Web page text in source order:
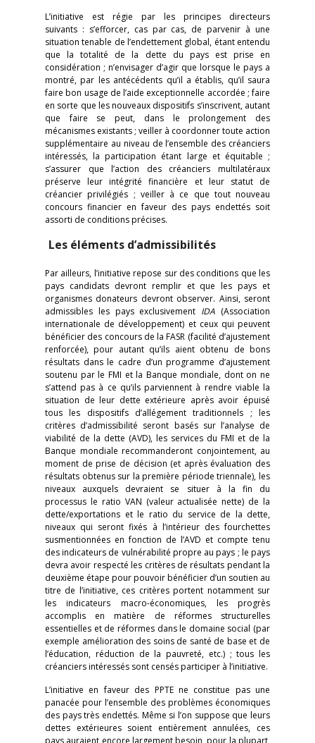
L’initiative est régie par les principes directeurs
suivants : s’efforcer, cas par cas, de parvenir à une
situation tenable de l’endettement global, étant entendu
que la totalité de la dette du pays est prise en
considération ; n’envisager d’agir que lorsque le pays a
montré, par les antécédents qu’il a établis, qu’il saura
faire bon usage de l’aide exceptionnelle accordée ; faire
en sorte que les nouveaux dispositifs s’inscrivent, autant
que faire se peut, dans le prolongement des
mécanismes existants ; veiller à coordonner toute action
supplémentaire au niveau de l’ensemble des créanciers
intéressés, la participation étant large et équitable ;
s’assurer que l’action des créanciers multilatéraux
préserve leur intégrité financière et leur statut de
créancier privilégiés ; veiller à ce que tout nouveau
concours financier en faveur des pays endettés soit
assorti de conditions précises.
Les éléments d’admissibilités
Par ailleurs, l’initiative repose sur des conditions que les
pays candidats devront remplir et que les pays et
organismes donateurs devront observer. Ainsi, seront
admissibles les pays exclusivement IDA (Association
internationale de développement) et ceux qui peuvent
bénéficier des concours de la FASR (facilité d’ajustement
renforcée), pour autant qu’ils aient obtenu de bons
résultats dans le cadre d’un programme d’ajustement
soutenu par le FMI et la Banque mondiale, dont on ne
s’attend pas à ce qu’ils parviennent à rendre viable la
situation de leur dette extérieure après avoir épuisé
tous les dispositifs d’allégement traditionnels ; les
critères d’admissibilité seront basés sur l’analyse de
viabilité de la dette (AVD), les services du FMI et de la
Banque mondiale recommanderont conjointement, au
moment de prise de décision (et après évaluation des
résultats obtenus sur la première période triennale), les
niveaux auxquels devraient se situer à la fin du
processus le ratio VAN (valeur actualisée nette) de la
dette/exportations et le ratio du service de la dette,
niveaux qui seront fixés à l’intérieur des fourchettes
susmentionnées en fonction de l’AVD et compte tenu
des indicateurs de vulnérabilité propre au pays ; le pays
devra avoir respecté les critères de résultats pendant la
deuxième étape pour pouvoir bénéficier d’un soutien au
titre de l’initiative, ces critères portent notamment sur
les indicateurs macro-économiques, les progrès
accomplis en matière de réformes structurelles
essentielles et de réformes dans le domaine social (par
exemple amélioration des soins de santé de base et de
l’éducation, réduction de la pauvreté, etc.) ; tous les
créanciers intéressés sont censés participer à l’initiative.
L’initiative en faveur des PPTE ne constitue pas une
panacée pour l’ensemble des problèmes économiques
des pays très endettés. Même si l’on suppose que leurs
dettes extérieures soient entièrement annulées, ces
pays auraient encore largement besoin, pour la plupart,